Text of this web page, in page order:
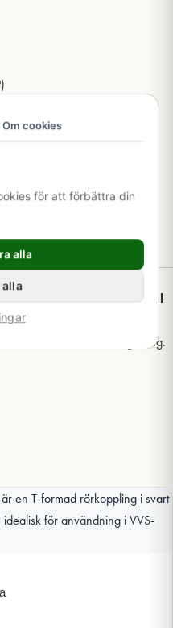
Om cookies
för att förbättra din
alla
alla
till 50 mm
rör reducerande BlueSeal
och teknisk rådgivning.